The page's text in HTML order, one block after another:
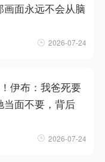
面永远不会从脑
2026-07-24
伊布：我爸死要
当面不要，背后
2026-07-24